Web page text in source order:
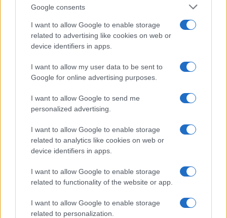
Google consents
I want to allow Google to enable storage
related to advertising like cookies on web or
device identifiers in apps.
I want to allow my user data to be sent to
Google for online advertising purposes.
I want to allow Google to send me
personalized advertising.
I want to allow Google to enable storage
related to analytics like cookies on web or
device identifiers in apps.
I want to allow Google to enable storage
related to functionality of the website or app.
I want to allow Google to enable storage
related to personalization.
Sanità sarda e transizione verde: tra case della
comunità, industria farmaceutica e tensioni politiche
ESG NEWS